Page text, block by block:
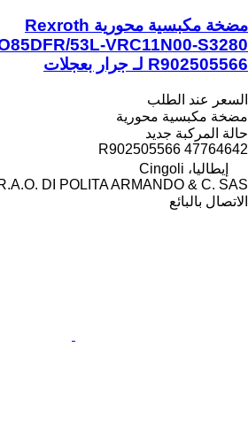
مضخة مكبسية محورية Rexroth
53L-VRC11N00-S3280
R902505566 لـ جرار بعجلات
السعر عند الطلب
مضخة مكبسية محورية
حالة المركبة جديد
R902505566 47764642
إيطاليا، Cingoli
DI POLITA ARMANDO & C. SAS
الاتصال بالبائع